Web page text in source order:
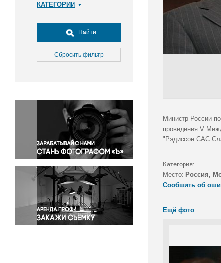
КАТЕГОРИИ
Досуг, туризм и отдых
Культура
Медицина
Окружающая среда
Политика
Правосудие
Происшествия и конфликты
Религия
Светская жизнь
Спорт
Экология
Экономика и бизнес
Найти
Сбросить фильтр
Министр России
проведения V
"Рэдиссон САС
Категория:
Место: Россия,
Сообщить об
Ещё фото